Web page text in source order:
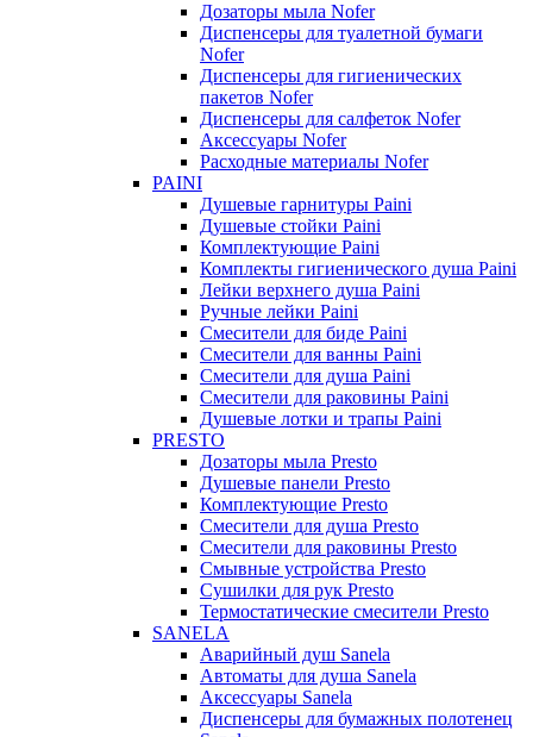
Дозаторы мыла Nofer
Диспенсеры для туалетной бумаги
Nofer
Диспенсеры для гигиенических
пакетов Nofer
Диспенсеры для салфеток Nofer
Аксессуары Nofer
Расходные материалы Nofer
PAINI
Душевые гарнитуры Paini
Душевые стойки Paini
Комплектующие Paini
Комплекты гигиенического душа Paini
Лейки верхнего душа Paini
Ручные лейки Paini
Смесители для биде Paini
Смесители для ванны Paini
Смесители для душа Paini
Смесители для раковины Paini
Душевые лотки и трапы Paini
PRESTO
Дозаторы мыла Presto
Душевые панели Presto
Комплектующие Presto
Смесители для душа Presto
Смесители для раковины Presto
Смывные устройства Presto
Сушилки для рук Presto
Термостатические смесители Presto
SANELA
Аварийный душ Sanela
Автоматы для душа Sanela
Аксессуары Sanela
Диспенсеры для бумажных полотенец